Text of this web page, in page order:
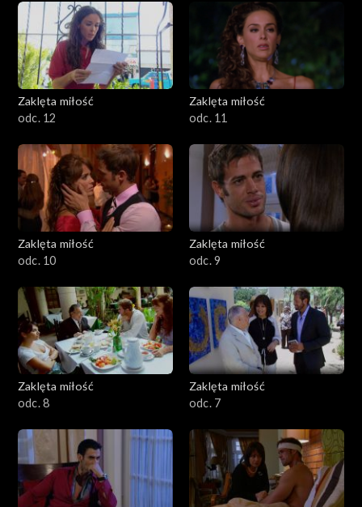
Zaklęta miłość
odc. 12
Zaklęta miłość
odc. 11
Zaklęta miłość
odc. 10
Zaklęta miłość
odc. 9
Zaklęta miłość
odc. 8
Zaklęta miłość
odc. 7